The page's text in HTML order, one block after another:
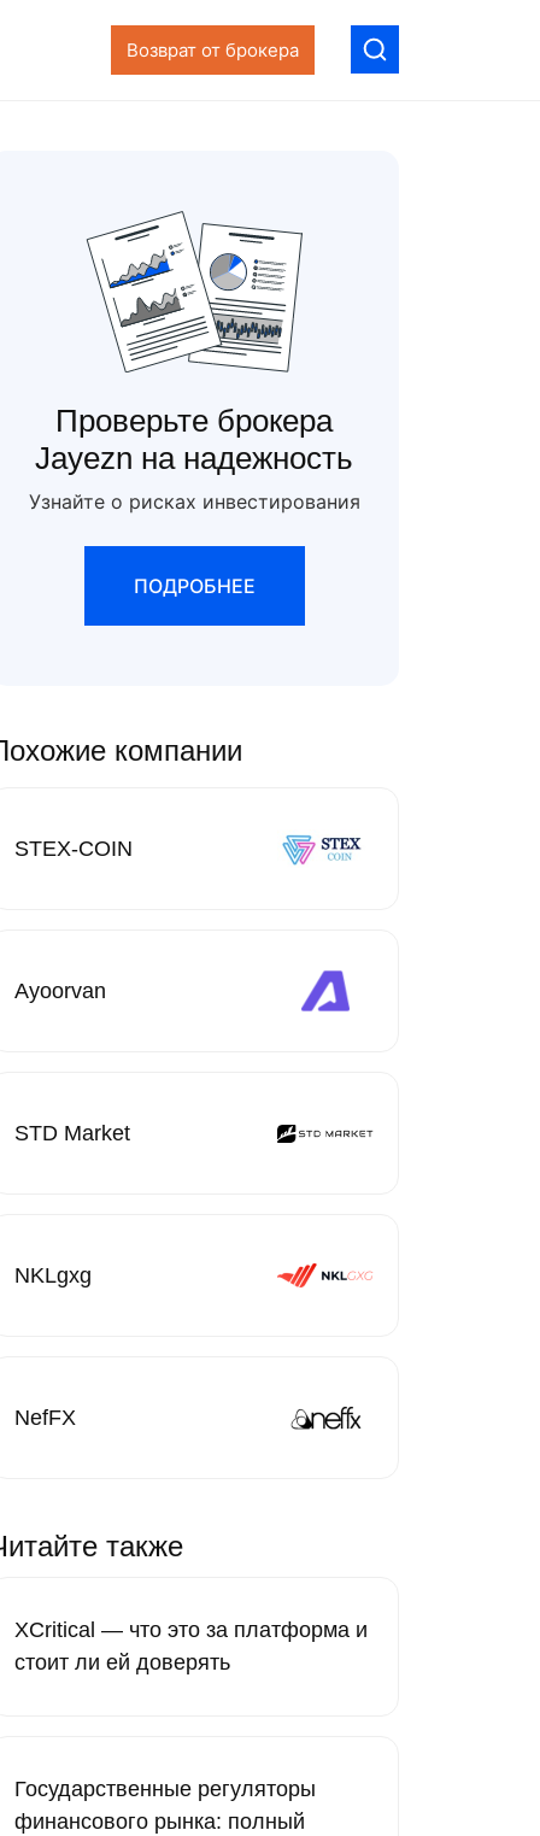
Возврат от брокера
Проверьте брокера
Jayezn на надежность
Узнайте о рисках инвестирования
ПОДРОБНЕЕ
компании
STEX-COIN
Ayoorvan
STD Market
NKLgxg
NefFX
также
XCritical — что это за платформа и
стоит ли ей доверять
Государственные регуляторы
финансового рынка: полный